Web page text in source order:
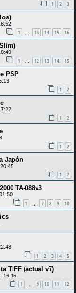
1 2 3
1 13 14 15 16
1 … 12 13 14 15
PSP
1 2
1 2
1 2
Japón
1 2
TA-088v3
1 7 8 9 10
1 2 3 4 5
TIFF (actual v7)
16:15
1 9 10 11 12